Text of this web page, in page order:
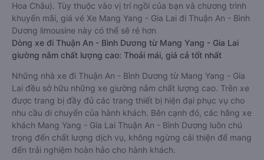
Hoa Châu). Tùy thuộc vào vị trí ngồi của bạn và chương trình
khuyến mãi, giá vé Xe Mang Yang - Gia Lai đi Thuận An - Bình
Dương limousine này có thể sẽ rẻ hơn
Dòng xe đi Thuận An - Bình Dương từ Mang Yang - Gia Lai
giường nằm chất lượng cao: Thoải mái, giá cả tốt nhất
Những nhà xe đi Thuận An - Bình Dương từ Mang Yang - Gia
Lai đều sở hữu những xe giường nằm chất lượng cao. Trên xe
được trang bị đầy đủ các trang thiết bị hiện đại phục vụ cho
nhu cầu di chuyển của hành khách. Bên cạnh đó, các hãng xe
khách Mang Yang - Gia Lai Thuận An - Bình Dương luôn chú
trọng đến chất lượng dịch vụ, không ngừng cải thiện để mang
đến trải nghiệm hoàn hảo cho hành khách.